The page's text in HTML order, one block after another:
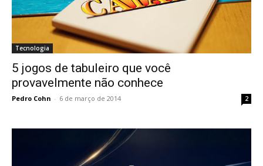
Tecnologia
5 jogos de tabuleiro que você
provavelmente não conhece
Pedro Cohn - 6 de março de 2014 2